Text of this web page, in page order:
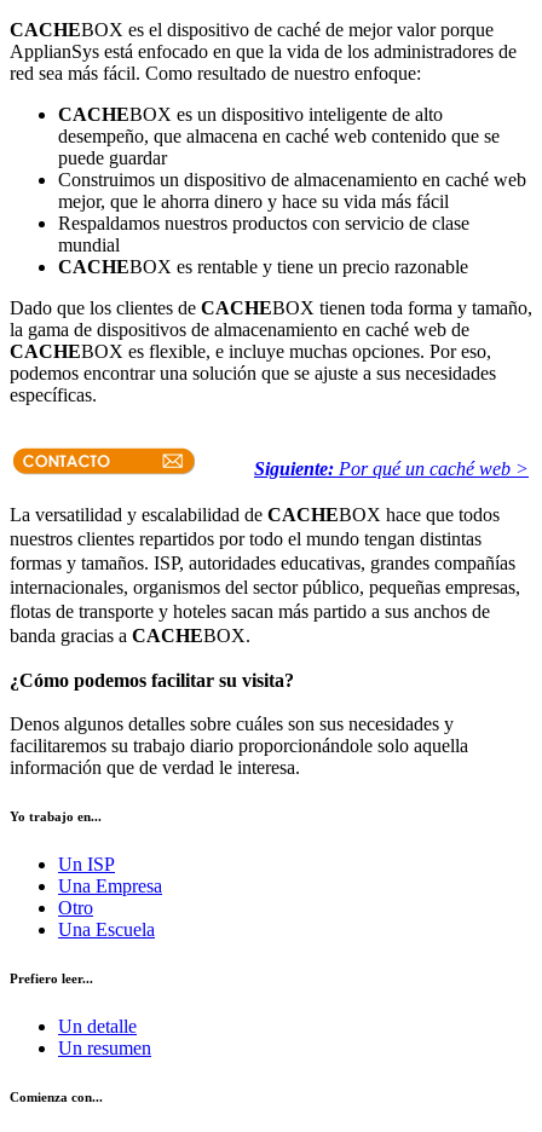
CACHEBOX es el dispositivo de caché de mejor valor porque
ApplianSys está enfocado en que la vida de los administradores de
red sea más fácil. Como resultado de nuestro enfoque:
CACHEBOX es un dispositivo inteligente de alto
desempeño, que almacena en caché web contenido que se
puede guardar
Construimos un dispositivo de almacenamiento en caché web
mejor, que le ahorra dinero y hace su vida más fácil
Respaldamos nuestros productos con servicio de clase
mundial
CACHEBOX es rentable y tiene un precio razonable
Dado que los clientes de CACHEBOX tienen toda forma y tamaño,
la gama de dispositivos de almacenamiento en caché web de
CACHEBOX es flexible, e incluye muchas opciones. Por eso,
podemos encontrar una solución que se ajuste a sus necesidades
específicas.
Siguiente: Por qué un caché web >
La versatilidad y escalabilidad de CACHEBOX hace que todos
nuestros clientes repartidos por todo el mundo tengan distintas
formas y tamaños. ISP, autoridades educativas, grandes compañías
internacionales, organismos del sector público, pequeñas empresas,
flotas de transporte y hoteles sacan más partido a sus anchos de
banda gracias a CACHEBOX.
¿Cómo podemos facilitar su visita?
Denos algunos detalles sobre cuáles son sus necesidades y
facilitaremos su trabajo diario proporcionándole solo aquella
información que de verdad le interesa.
Yo trabajo en...
Un ISP
Una Empresa
Otro
Una Escuela
Prefiero leer...
Un detalle
Un resumen
Comienza con...